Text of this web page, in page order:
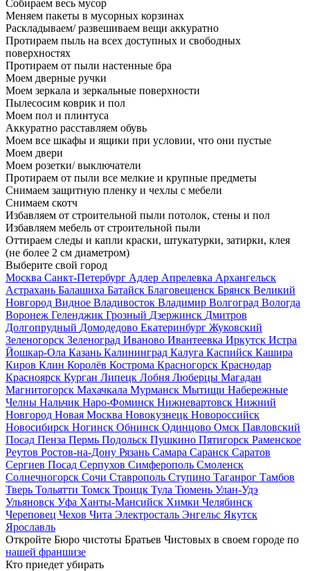
Собираем весь мусор
Меняем пакеты в мусорных корзинах
Раскладываем/ развешиваем вещи аккуратно
Протираем пыль на всех доступных и свободных
поверхностях
Протираем от пыли настенные бра
Моем дверные ручки
Моем зеркала и зеркальные поверхности
Пылесосим коврик и пол
Моем пол и плинтуса
Аккуратно расставляем обувь
Моем все шкафы и ящики при условии, что они пустые
Моем двери
Моем розетки/ выключатели
Протираем от пыли все мелкие и крупные предметы
Снимаем защитную пленку и чехлы с мебели
Снимаем скотч
Избавляем от строительной пыли потолок, стены и пол
Избавляем мебель от строительной пыли
Оттираем следы и капли краски, штукатурки, затирки, клея
(не более 2 см диаметром)
Выберите свой город
Москва Санкт-Петербург Адлер Апрелевка Архангельск
Астрахань Балашиха Батайск Благовещенск Брянск Великий
Новгород Видное Владивосток Владимир Волгоград Вологда
Воронеж Геленджик Грозный Дзержинск Дмитров
Долгопрудный Домодедово Екатеринбург Жуковский
Зеленогорск Зеленоград Иваново Ивантеевка Иркутск Истра
Йошкар-Ола Казань Калининград Калуга Каспийск Кашира
Киров Клин Королёв Кострома Красногорск Краснодар
Красноярск Курган Липецк Лобня Люберцы Магадан
Магнитогорск Махачкала Мурманск Мытищи Набережные
Челны Нальчик Наро-Фоминск Нижневартовск Нижний
Новгород Новая Москва Новокузнецк Новороссийск
Новосибирск Ногинск Обнинск Одинцово Омск Павловский
Посад Пенза Пермь Подольск Пушкино Пятигорск Раменское
Реутов Ростов-на-Дону Рязань Самара Саранск Саратов
Сергиев Посад Серпухов Симферополь Смоленск
Солнечногорск Сочи Ставрополь Ступино Таганрог Тамбов
Тверь Тольятти Томск Троицк Тула Тюмень Улан-Удэ
Ульяновск Уфа Ханты-Мансийск Химки Челябинск
Череповец Чехов Чита Электросталь Энгельс Якутск
Ярославль
Откройте Бюро чистоты Братьев Чистовых в своем городе по
нашей франшизе
Кто приедет убирать